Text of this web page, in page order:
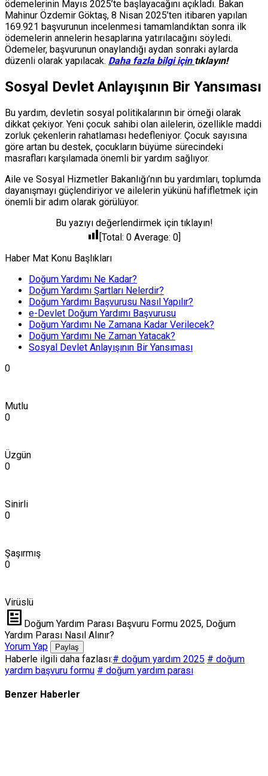
ödemelerinin Mayıs 2025’te başlayacağını açıkladı. Bakan
Mahinur Özdemir Göktaş, 8 Nisan 2025’ten itibaren yapılan
169.921 başvurunun incelenmesi tamamlandıktan sonra ilk
ödemelerin annelerin hesaplarına yatırılacağını söyledi.
Ödemeler, başvurunun onaylandığı aydan sonraki aylarda
düzenli olarak yapılacak. Daha fazla bilgi için tıklayın!
Sosyal Devlet Anlayışının Bir Yansıması
Bu yardım, devletin sosyal politikalarının bir örneği olarak
dikkat çekiyor. Yeni çocuk sahibi olan ailelerin, özellikle maddi
zorluk çekenlerin rahatlaması hedefleniyor. Çocuk sayısına
göre artan bu destek, çocukların büyüme sürecindeki
masrafları karşılamada önemli bir yardım sağlıyor.
Aile ve Sosyal Hizmetler Bakanlığı’nın bu yardımları, toplumda
dayanışmayı güçlendiriyor ve ailelerin yükünü hafifletmek için
önemli bir adım olarak görülüyor.
Bu yazıyı değerlendirmek için tıklayın!
[Total: 0 Average: 0]
Haber Mat Konu Başlıkları
Doğum Yardımı Ne Kadar?
Doğum Yardımı Şartları Nelerdir?
Doğum Yardımı Başvurusu Nasıl Yapılır?
e-Devlet Doğum Yardımı Başvurusu
Doğum Yardımı Ne Zamana Kadar Verilecek?
Doğum Yardımı Ne Zaman Yatacak?
Sosyal Devlet Anlayışının Bir Yansıması
0
Mutlu
0
Üzgün
0
Sinirli
0
Şaşırmış
0
Virüslü
Doğum Yardım Parası Başvuru Formu 2025, Doğum
Yardım Parası Nasıl Alınır?
Yorum Yap
Paylaş
Haberle ilgili daha fazlası:# doğum yardım 2025 # doğum
yardım başvuru formu # doğum yardım parası
Benzer Haberler